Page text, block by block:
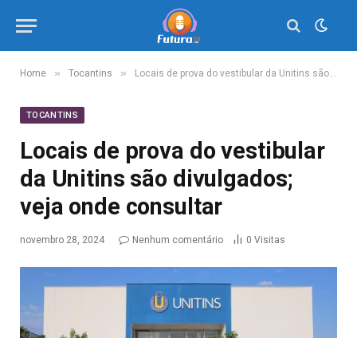
Home » Tocantins » Locais de prova do vestibular da Unitins são divulgados; veja onde consultar
TOCANTINS
Locais de prova do vestibular
da Unitins são divulgados;
veja onde consultar
novembro 28, 2024 Nenhum comentário 0 Visitas